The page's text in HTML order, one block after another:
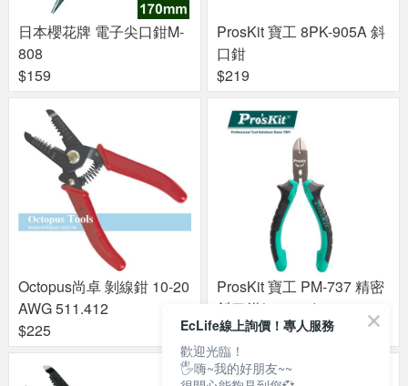
日本櫻花牌 電子尖口鉗M-
808
$159
ProsKit 寶工 8PK-905A 斜
口鉗
$219
Octopus尚卓 剝線鉗 10-20
AWG 511.412
$225
ProsKit 寶工 PM-737 精密
斜口鉗(115mm)
$168
EcLife線上詢價！專人服務
歡迎光臨！
🖐嗨~我的好朋友~~